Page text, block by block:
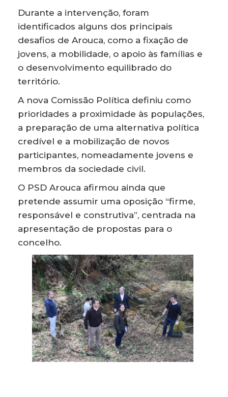
Durante a intervenção, foram
identificados alguns dos principais
desafios de Arouca, como a fixação de
jovens, a mobilidade, o apoio às famílias e
o desenvolvimento equilibrado do
território.
A nova Comissão Política definiu como
prioridades a proximidade às populações,
a preparação de uma alternativa política
credível e a mobilização de novos
participantes, nomeadamente jovens e
membros da sociedade civil.
O PSD Arouca afirmou ainda que
pretende assumir uma oposição “firme,
responsável e construtiva”, centrada na
apresentação de propostas para o
concelho.